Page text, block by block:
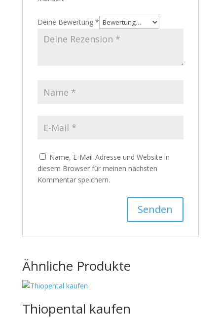
Deine Bewertung *
Name, E-Mail-Adresse und Website in
diesem Browser für meinen nächsten
Kommentar speichern.
Ähnliche Produkte
Thiopental kaufen